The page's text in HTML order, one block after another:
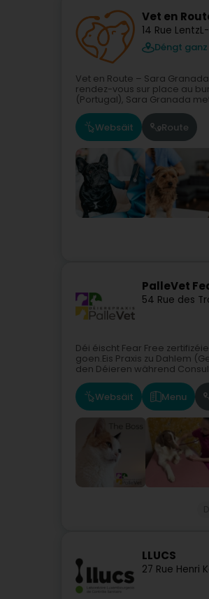
Vet en
14 Rue Lentz
Déngt
Vet en Route – Sara
rendez-vous sur place au
(Portugal), Sara Granada
Websäit Route
PalleVet
54 Rue des
Déi éischt Fear Free
goen.Eis Praxis zu Dahlem
den Déieren während
Websäit Menu
LLUCS
27 Rue Henri